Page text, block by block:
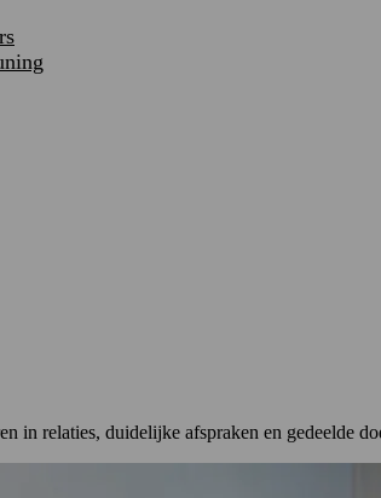
in relaties, duidelijke afspraken en gedeelde